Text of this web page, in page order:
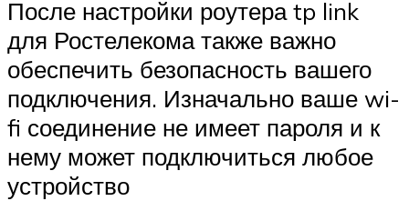
После настройки роутера tp link
для Ростелекома также важно
обеспечить безопасность вашего
подключения. Изначально ваше wi-
fi соединение не имеет пароля и к
нему может подключиться любое
устройство